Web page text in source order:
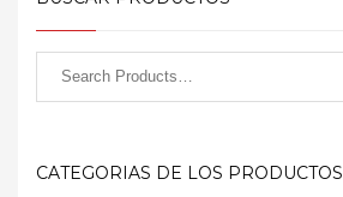
CATEGORIAS DE LOS PRODUCTOS